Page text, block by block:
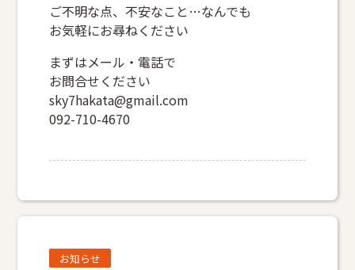
ご不明な点、不安なこと…なんでも
お気軽にお尋ねください
まずはメール・電話で
お問合せください
sky7hakata@gmail.com
092-710-4670
お知らせ